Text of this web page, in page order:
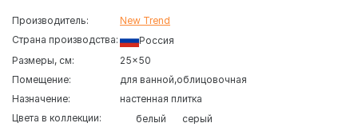
Производитель:
New Trend
Страна производства:
Россия
Размеры, см:
25x50
Помещение:
для ванной облицовочная
Назначение:
настенная плитка
Цвета в коллекции:
белый
серый